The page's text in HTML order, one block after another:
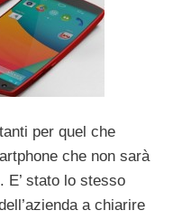
per quel che
che non sarà
. E’ stato lo stesso
a chiarire